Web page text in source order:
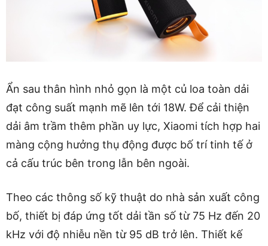
Ẩn sau thân hình nhỏ gọn là một củ loa toàn dải
đạt công suất mạnh mẽ lên tới 18W. Để cải thiện
dải âm trầm thêm phần uy lực, Xiaomi tích hợp hai
màng cộng hưởng thụ động được bố trí tinh tế ở
cả cấu trúc bên trong lẫn bên ngoài.
Theo các thông số kỹ thuật do nhà sản xuất công
bố, thiết bị đáp ứng tốt dải tần số từ 75 Hz đến 20
kHz với độ nhiễu nền từ 95 dB trở lên. Thiết kế